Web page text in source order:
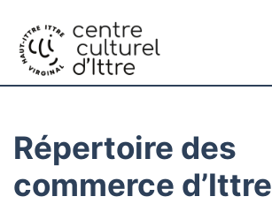
Répertoire des
commerce d’Ittre